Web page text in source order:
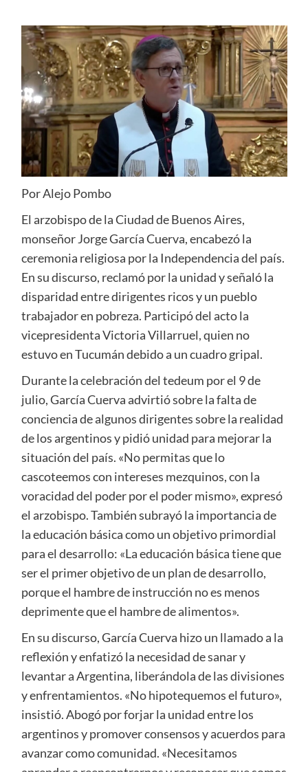
Por Alejo Pombo
El arzobispo de la Ciudad de Buenos Aires,
monseñor Jorge García Cuerva, encabezó la
ceremonia religiosa por la Independencia del país.
En su discurso, reclamó por la unidad y señaló la
disparidad entre dirigentes ricos y un pueblo
trabajador en pobreza. Participó del acto la
vicepresidenta Victoria Villarruel, quien no
estuvo en Tucumán debido a un cuadro gripal.
Durante la celebración del tedeum por el 9 de
julio, García Cuerva advirtió sobre la falta de
conciencia de algunos dirigentes sobre la realidad
de los argentinos y pidió unidad para mejorar la
situación del país. «No permitas que lo
cascoteemos con intereses mezquinos, con la
voracidad del poder por el poder mismo», expresó
el arzobispo. También subrayó la importancia de
la educación básica como un objetivo primordial
para el desarrollo: «La educación básica tiene que
ser el primer objetivo de un plan de desarrollo,
porque el hambre de instrucción no es menos
deprimente que el hambre de alimentos».
En su discurso, García Cuerva hizo un llamado a la
reflexión y enfatizó la necesidad de sanar y
levantar a Argentina, liberándola de las divisiones
y enfrentamientos. «No hipotequemos el futuro»,
insistió. Abogó por forjar la unidad entre los
argentinos y promover consensos y acuerdos para
avanzar como comunidad. «Necesitamos